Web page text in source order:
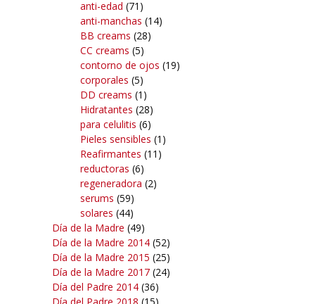
anti-edad (71)
anti-manchas (14)
BB creams (28)
CC creams (5)
contorno de ojos (19)
corporales (5)
DD creams (1)
Hidratantes (28)
para celulitis (6)
Pieles sensibles (1)
Reafirmantes (11)
reductoras (6)
regeneradora (2)
serums (59)
solares (44)
Día de la Madre (49)
Día de la Madre 2014 (52)
Día de la Madre 2015 (25)
Día de la Madre 2017 (24)
Día del Padre 2014 (36)